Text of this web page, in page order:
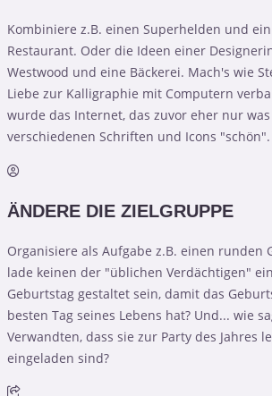
Kombiniere z.B. einen Superhelden und
Restaurant. Oder die Ideen einer
Westwood und eine Bäckerei. Mach's wie
Liebe zur Kalligraphie mit Computern
wurde das Internet, das zuvor eher nur
verschiedenen Schriften und Icons "schön".
ÄNDERE DIE ZIELGRUPPE
Organisiere als Aufgabe z.B. einen runden
lade keinen der "üblichen Verdächtigen"
Geburtstag gestaltet sein, damit das
besten Tag seines Lebens hat? Und... wie
Verwandten, dass sie zur Party des Jahres
eingeladen sind?